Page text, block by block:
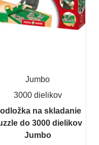
Jumbo
3000 dielikov
na skladanie
do 3000 dielikov
Jumbo